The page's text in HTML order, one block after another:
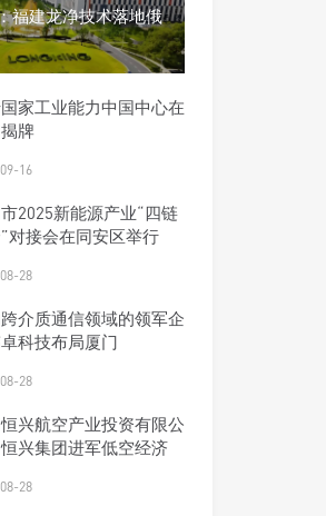
福建龙净技术落地俄
家工业能力中国中心在
牌
16
2025新能源产业“四链
对接会在同安区举行
28
介质通信领域的领军企
科技布局厦门
28
兴航空产业投资有限公
兴集团进军低空经济
28